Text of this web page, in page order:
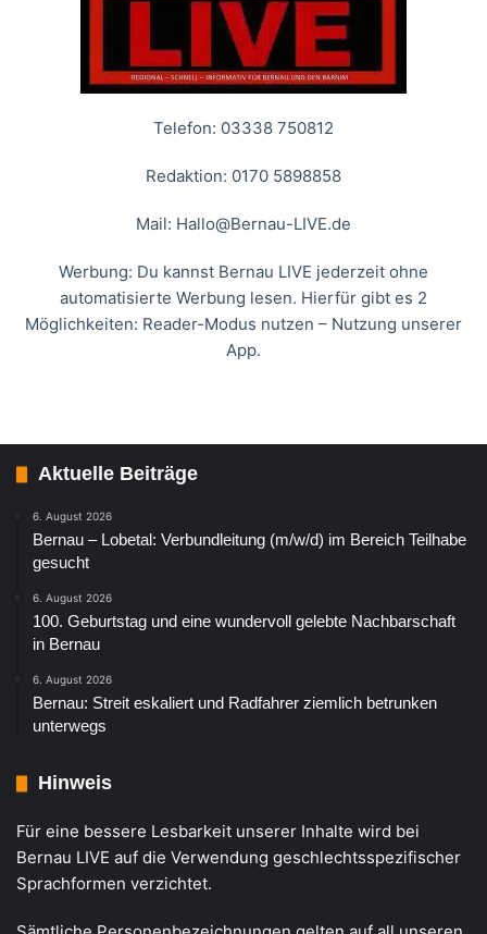
Telefon: 03338 750812
Redaktion: 0170 5898858
Mail: Hallo@Bernau-LIVE.de
Werbung: Du kannst Bernau LIVE jederzeit ohne
automatisierte Werbung lesen. Hierfür gibt es 2
Möglichkeiten: Reader-Modus nutzen – Nutzung unserer
App.
Aktuelle Beiträge
6. August 2026
Bernau – Lobetal: Verbundleitung (m/w/d) im Bereich Teilhabe
gesucht
6. August 2026
100. Geburtstag und eine wundervoll gelebte Nachbarschaft
in Bernau
6. August 2026
Bernau: Streit eskaliert und Radfahrer ziemlich betrunken
unterwegs
Hinweis
Für eine bessere Lesbarkeit unserer Inhalte wird bei
Bernau LIVE auf die Verwendung geschlechtsspezifischer
Sprachformen verzichtet.